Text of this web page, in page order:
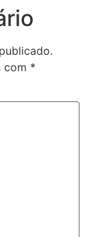
com *